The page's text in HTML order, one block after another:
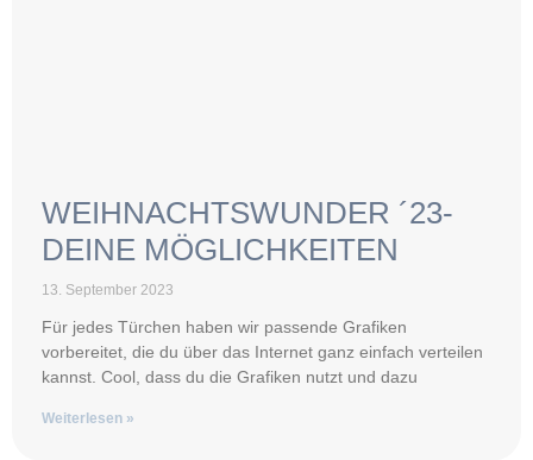
WEIHNACHTSWUNDER ´23-
DEINE MÖGLICHKEITEN
13. September 2023
Für jedes Türchen haben wir passende Grafiken
vorbereitet, die du über das Internet ganz einfach verteilen
kannst. Cool, dass du die Grafiken nutzt und dazu
Weiterlesen »